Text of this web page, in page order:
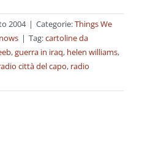
2004 | Categorie:Things We
| Tag:cartoline da
,guerra in iraq, helen williams,
città del capo, radio